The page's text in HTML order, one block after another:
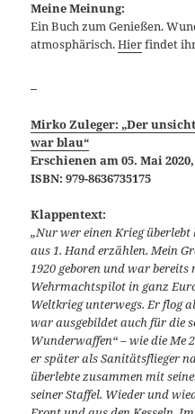
Meine Meinung:
Ein Buch zum Genießen.
atmosphärisch.Hierfindet
Mirko Zuleger: „Der
war blau“
Erschienen am 05. Mai
ISBN: 979-8636735175
Klappentext:
„Nur wer einen Krieg
aus 1. Hand erzählen. Mein
1920 geboren und war bereits
Wehrmachtspilot in ganz
Weltkrieg unterwegs. Er flog
war ausgebildet auch für die
Wunderwaffen“ – wie die Me
er später als Sanitätsflieger
überlebte zusammen mit
seiner Staffel. Wieder und